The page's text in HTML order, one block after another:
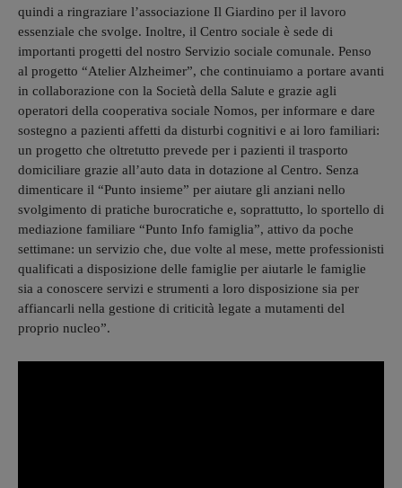
quindi a ringraziare l’associazione Il Giardino per il lavoro
essenziale che svolge. Inoltre, il Centro sociale è sede di
importanti progetti del nostro Servizio sociale comunale. Penso
al progetto “Atelier Alzheimer”, che continuiamo a portare avanti
in collaborazione con la Società della Salute e grazie agli
operatori della cooperativa sociale Nomos, per informare e dare
sostegno a pazienti affetti da disturbi cognitivi e ai loro familiari:
un progetto che oltretutto prevede per i pazienti il trasporto
domiciliare grazie all’auto data in dotazione al Centro. Senza
dimenticare il “Punto insieme” per aiutare gli anziani nello
svolgimento di pratiche burocratiche e, soprattutto, lo sportello di
mediazione familiare “Punto Info famiglia”, attivo da poche
settimane: un servizio che, due volte al mese, mette professionisti
qualificati a disposizione delle famiglie per aiutarle le famiglie
sia a conoscere servizi e strumenti a loro disposizione sia per
affiancarli nella gestione di criticità legate a mutamenti del
proprio nucleo”.